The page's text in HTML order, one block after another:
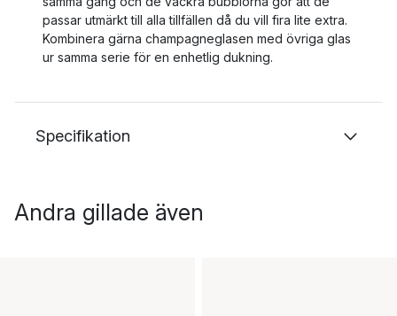
passar utmärkt till alla tillfällen då du vill fira lite extra.
Kombinera gärna champagneglasen med övriga glas
ur samma serie för en enhetlig dukning.
Specifikation
Andra gillade även